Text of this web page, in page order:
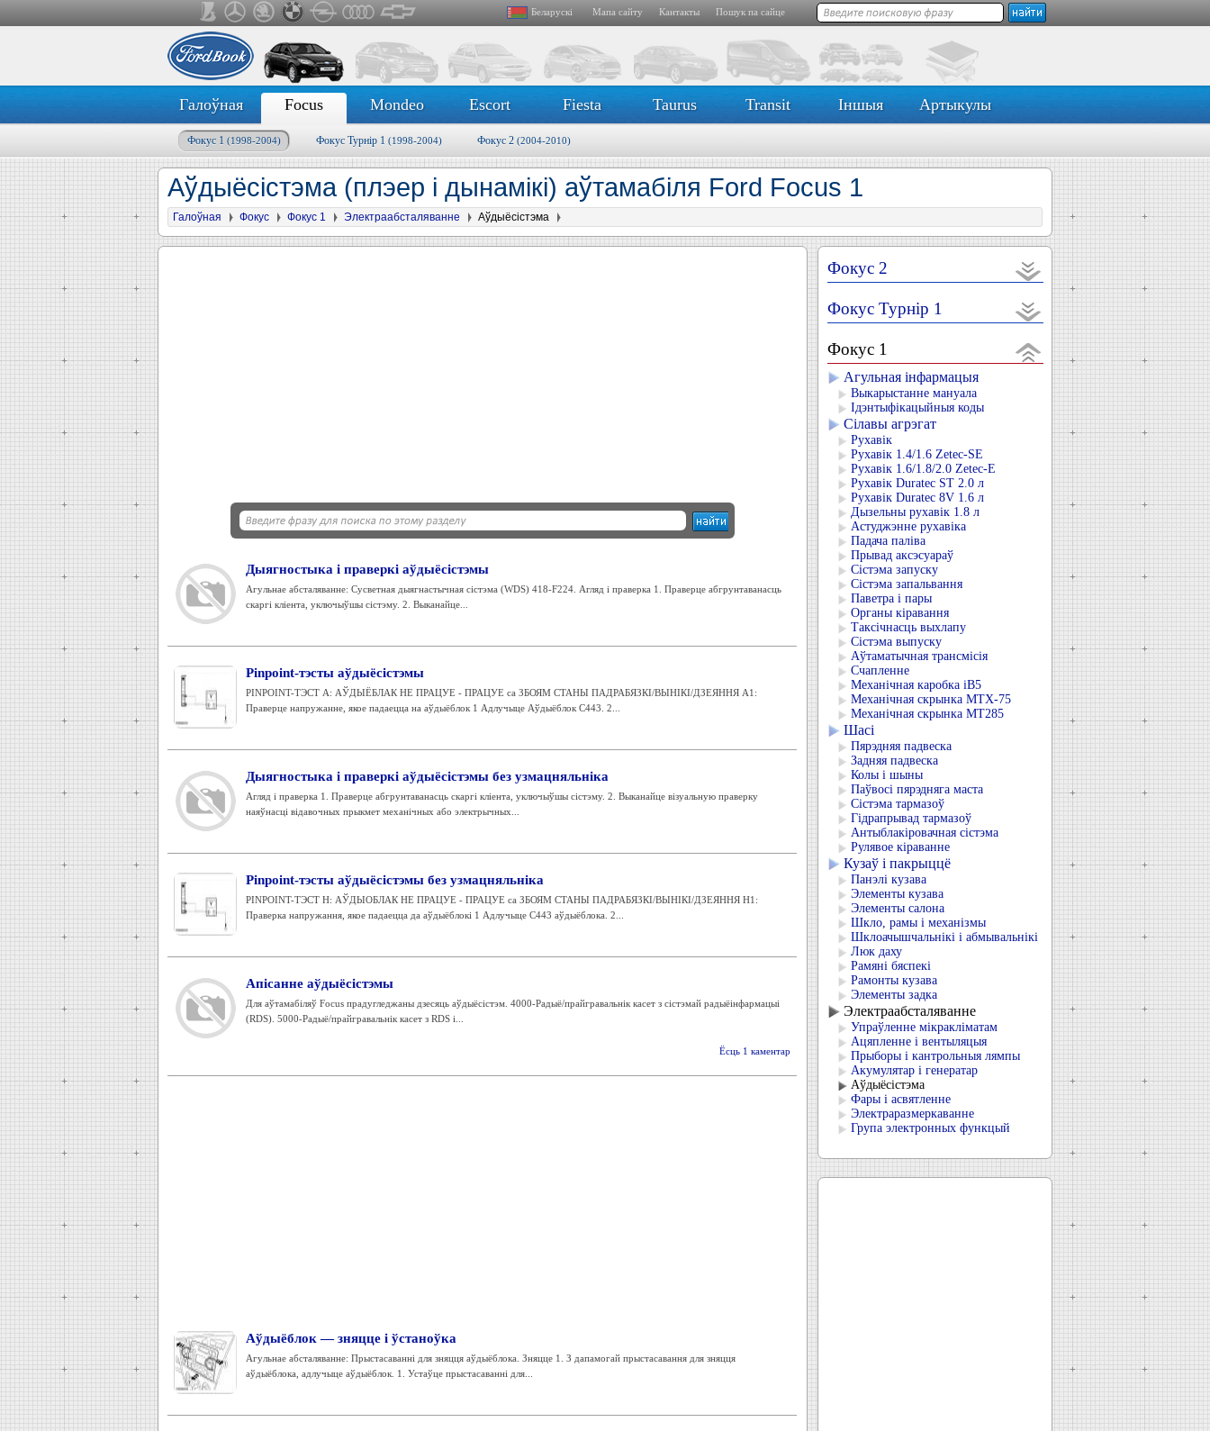
Беларускі Мапа сайту Кантакты Пошук па сайце
Галоўная Focus Mondeo Escort Fiesta Taurus Transit Іншыя Артыкулы
Фокус 1 (1998-2004) Фокус Турнір 1 (1998-2004) Фокус 2 (2004-2010)
Аўдыёсістэма (плэер і дынамікі) аўтамабіля Ford Focus 1
Галоўная Фокус Фокус 1 Электраабсталяванне Аўдыёсістэма
Дыягностыка і праверкі аўдыёсістэмы
Агульнае абсталяванне: Сусветная дыягнастычная сістэма (WDS) 418-F224. Агляд і праверка 1. Праверце абгрунтаванасць
скаргі кліента, уключыўшы сістэму. 2. Выканайце...
Pinpoint-тэсты аўдыёсістэмы
PINPOINT-ТЭСТ A: АЎДЫЁБЛАК НЕ ПРАЦУЕ - ПРАЦУЕ са ЗБОЯМ СТАНЫ ПАДРАБЯЗКІ/ВЫНІКІ/ДЗЕЯННЯ A1:
Праверце напружанне, якое падаецца на аўдыёблок 1 Адлучыце Аўдыёблок C443. 2...
Дыягностыка і праверкі аўдыёсістэмы без узмацняльніка
Агляд і праверка 1. Праверце абгрунтаванасць скаргі кліента, уключыўшы сістэму. 2. Выканайце візуальную праверку
наяўнасці відавочных прыкмет механічных або электрычных...
Pinpoint-тэсты аўдыёсістэмы без узмацняльніка
PINPOINT-ТЭСТ H: АЎДЫОБЛАК НЕ ПРАЦУЕ - ПРАЦУЕ са ЗБОЯМ СТАНЫ ПАДРАБЯЗКІ/ВЫНІКІ/ДЗЕЯННЯ H1:
Праверка напружання, якое падаецца да аўдыёблокі 1 Адлучыце C443 аўдыёблока. 2...
Апісанне аўдыёсістэмы
Для аўтамабіляў Focus прадугледжаны дзесяць аўдыёсістэм. 4000-Радыё/прайгравальнік касет з сістэмай радыёінфармацыі
(RDS). 5000-Радыё/прайгравальнік касет з RDS і...
Ёсць 1 каментар
Аўдыёблок — зняцце і ўстаноўка
Агульнае абсталяванне: Прыстасаванні для зняцця аўдыёблока. Зняцце 1. З дапамогай прыстасавання для зняцця
аўдыёблока, адлучыце аўдыёблок. 1. Устаўце прыстасаванні для...
Фокус 2
Фокус Турнір 1
Фокус 1
Агульная інфармацыя
Выкарыстанне мануала
Ідэнтыфікацыйныя коды
Сілавы агрэгат
Рухавік
Рухавік 1.4/1.6 Zetec-SE
Рухавік 1.6/1.8/2.0 Zetec-E
Рухавік Duratec ST 2.0 л
Рухавік Duratec 8V 1.6 л
Дызельны рухавік 1.8 л
Астуджэнне рухавіка
Падача паліва
Прывад аксэсуараў
Сістэма запуску
Сістэма запальвання
Паветра і пары
Органы кіравання
Таксічнасць выхлапу
Сістэма выпуску
Аўтаматычная трансмісія
Счапленне
Механічная каробка iB5
Механічная скрынка MTX-75
Механічная скрынка MT285
Шасі
Пярэдняя падвеска
Задняя падвеска
Колы і шыны
Паўвосі пярэдняга маста
Сістэма тармазоў
Гідрапрывад тармазоў
Антыблакіровачная сістэма
Рулявое кіраванне
Кузаў і пакрыццё
Панэлі кузава
Элементы кузава
Элементы салона
Шкло, рамы і механізмы
Шклоачышчальнікі і абмывальнікі
Люк даху
Рамяні бяспекі
Рамонты кузава
Элементы задка
Электраабсталяванне
Упраўленне мікракліматам
Ацяпленне і вентыляцыя
Прыборы і кантрольныя лямпы
Акумулятар і генератар
Аўдыёсістэма
Фары і асвятленне
Электраразмеркаванне
Група электронных функцый